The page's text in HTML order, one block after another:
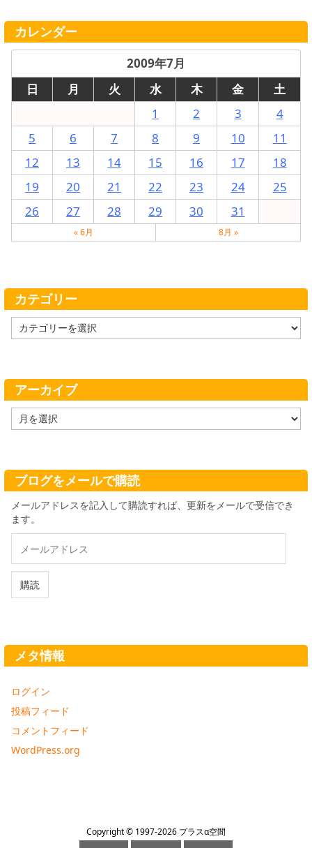
カレンダー
2009年7月
日
月 火 水 木 金
土
1
2 3
4
5
6 7 8 9 10
11
12
13 14 15 16 17
18
19
20 21 22 23 24
25
26
27 28 29 30 31
« 6月 8月 »
カテゴリー
テ
ー
アーカイブ
ー
ブ
ブログをメールで購読
メールアドレスを記入して購読すれば、更新をメールで受信でき
ます。
ル
ド
購読
メタ情報
ログイン
投稿フィード
コメントフィード
WordPress.org
Copyright © 1997-2026 プラスα空間